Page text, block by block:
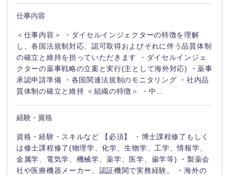
仕事内容
＜仕事内容＞ ・ダイセルインジェクターの特徴を理解
し、各国法規制対応、認可取得およびそれに伴う品質体制
の確立と維持を担っていただきます ・ダイセルインジェ
クターの薬事戦略の立案と実行(主として海外対応) ・薬事
承認申請準備 ・各国関連法規制のモニタリング ・社内品
質体制の確立と維持 ＜組織の特徴＞ ・中...
経験・資格
資格・経験・スキルなど 【必須】 ・博士課程修了もしく
は修士課程修了(物理学、化学、生物学、工学、情報学、
金属学、電気学、機械学、薬学、医学、歯学等) ・製薬会
社や医療機器メーカー、認証機関で実務経験。 ・海外の